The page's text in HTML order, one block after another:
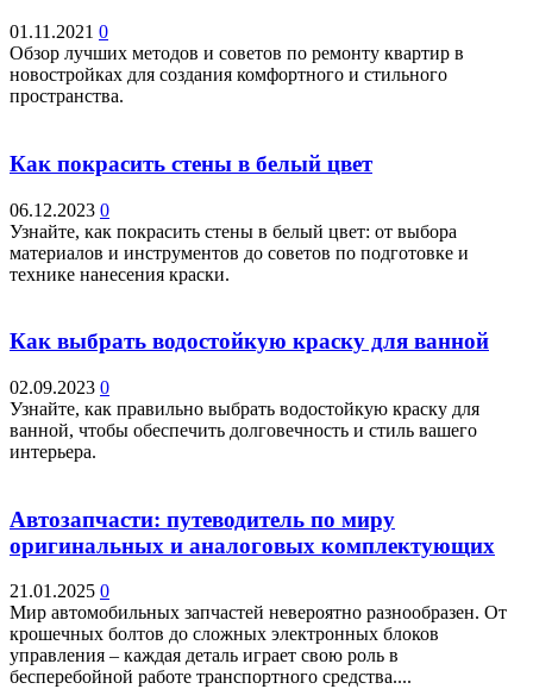
01.11.2021 0
Обзор лучших методов и советов по ремонту квартир в
новостройках для создания комфортного и стильного
пространства.
Как покрасить стены в белый цвет
06.12.2023 0
Узнайте, как покрасить стены в белый цвет: от выбора
материалов и инструментов до советов по подготовке и
технике нанесения краски.
Как выбрать водостойкую краску для ванной
02.09.2023 0
Узнайте, как правильно выбрать водостойкую краску для
ванной, чтобы обеспечить долговечность и стиль вашего
интерьера.
Автозапчасти: путеводитель по миру
оригинальных и аналоговых комплектующих
21.01.2025 0
Мир автомобильных запчастей невероятно разнообразен. От
крошечных болтов до сложных электронных блоков
управления – каждая деталь играет свою роль в
бесперебойной работе транспортного средства....